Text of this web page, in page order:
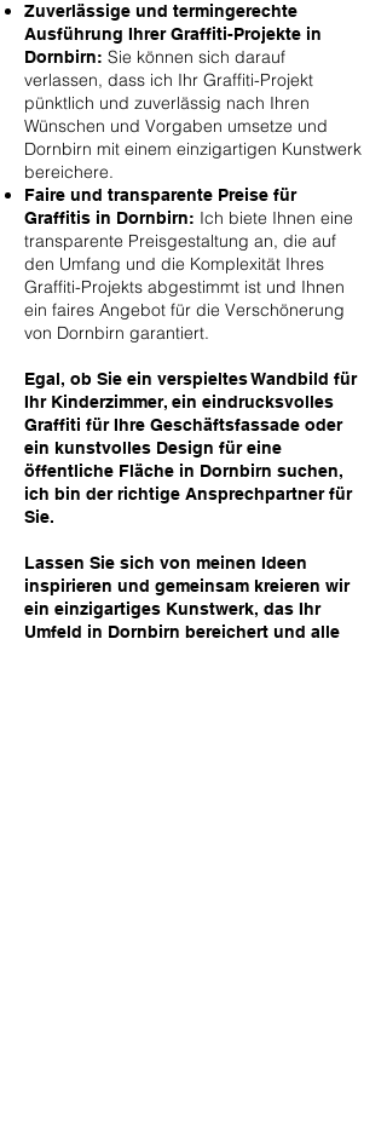
Zuverlässige und termingerechte
Ausführung Ihrer Graffiti-Projekte in
Dornbirn: Sie können sich darauf
verlassen, dass ich Ihr Graffiti-Projekt
pünktlich und zuverlässig nach Ihren
Wünschen und Vorgaben umsetze und
Dornbirn mit einem einzigartigen Kunstwerk
bereichere.
Faire und transparente Preise für
Graffitis in Dornbirn: Ich biete Ihnen eine
transparente Preisgestaltung an, die auf
den Umfang und die Komplexität Ihres
Graffiti-Projekts abgestimmt ist und Ihnen
ein faires Angebot für die Verschönerung
von Dornbirn garantiert.
Egal, ob Sie ein verspieltes Wandbild für
Ihr Kinderzimmer, ein eindrucksvolles
Graffiti für Ihre Geschäftsfassade oder
ein kunstvolles Design für eine
öffentliche Fläche in Dornbirn suchen,
ich bin der richtige Ansprechpartner für
Sie.
Lassen Sie sich von meinen Ideen
inspirieren und gemeinsam kreieren wir
ein einzigartiges Kunstwerk, das Ihr
Umfeld in Dornbirn bereichert und alle